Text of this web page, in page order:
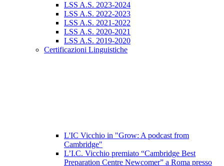
LSS A.S. 2023-2024
LSS A.S. 2022-2023
LSS A.S. 2021-2022
LSS A.S. 2020-2021
LSS A.S. 2019-2020
Certificazioni Linguistiche
L'IC Vicchio in "Grow: A podcast from
Cambridge"
L’I.C. Vicchio premiato “Cambridge Best
Preparation Centre Newcomer” a Roma presso